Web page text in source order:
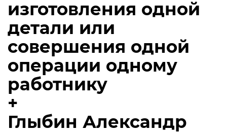
изготовления одной
детали или
совершения одной
операции одному
работнику
+
Глыбин Александр